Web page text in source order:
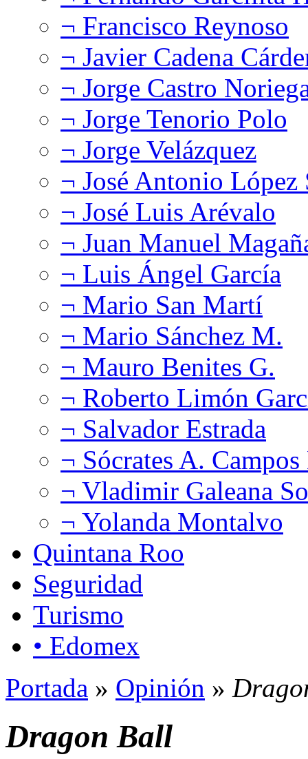
¬ Francisco Reynoso
¬ Javier Cadena
¬ Jorge Castro
¬ Jorge Tenorio Polo
¬ Jorge Velázquez
¬ José Antonio López
¬ José Luis Arévalo
¬ Juan Manuel
¬ Luis Ángel García
¬ Mario San Martí
¬ Mario Sánchez M.
¬ Mauro Benites G.
¬ Roberto Limón
¬ Salvador Estrada
¬ Sócrates A.
¬ Vladimir Galeana
¬ Yolanda Montalvo
Quintana Roo
Seguridad
Turismo
• Edomex
Portada » Opinión »
Dragon Ball